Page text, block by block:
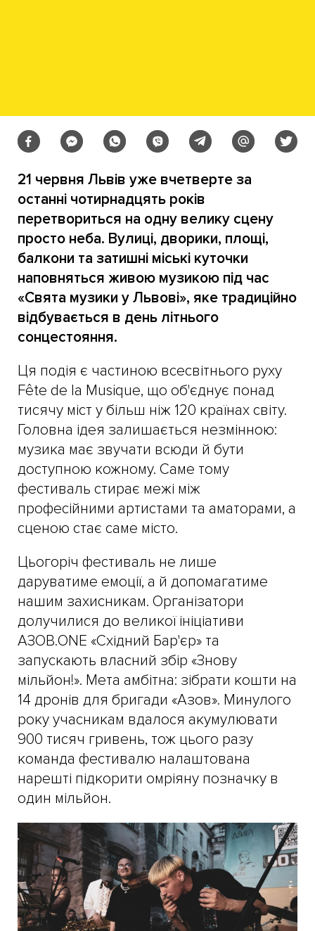
21 червня Львів уже вчетверте за
останні чотирнадцять років
перетвориться на одну велику сцену
просто неба. Вулиці, дворики, площі,
балкони та затишні міські куточки
наповняться живою музикою під час
«Свята музики у Львові», яке традиційно
відбувається в день літнього
сонцестояння.
Ця подія є частиною всесвітнього руху
Fête de la Musique, що об'єднує понад
тисячу міст у більш ніж 120 країнах світу.
Головна ідея залишається незмінною:
музика має звучати всюди й бути
доступною кожному. Саме тому
фестиваль стирає межі між
професійними артистами та аматорами, а
сценою стає саме місто.
Цьогоріч фестиваль не лише
даруватиме емоції, а й допомагатиме
нашим захисникам. Організатори
долучилися до великої ініціативи
АЗОВ.ONE «Східний Бар'єр» та
запускають власний збір «Знову
мільйон!». Мета амбітна: зібрати кошти на
14 дронів для бригади «Азов». Минулого
року учасникам вдалося акумулювати
900 тисяч гривень, тож цього разу
команда фестивалю налаштована
нарешті підкорити омріяну позначку в
один мільйон.